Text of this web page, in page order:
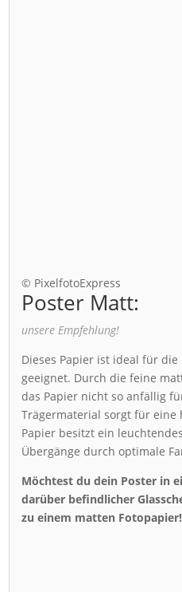
© PixelfotoExpress
Poster Matt:
unsere Empfehlung!
Dieses Papier ist ideal für
geeignet. Durch die feine
das Papier nicht so anfällig
Trägermaterial sorgt für eine
Papier besitzt ein
Übergänge durch optimale
Möchtest du dein Poster in
darüber befindlicher
zu einem matten Fotopapier!